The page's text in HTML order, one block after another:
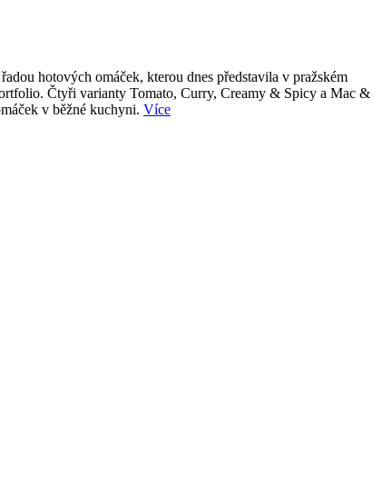
hotových omáček, kterou dnes představila v pražském
Čtyři varianty Tomato, Curry, Creamy & Spicy a Mac &
v běžné kuchyni. Více